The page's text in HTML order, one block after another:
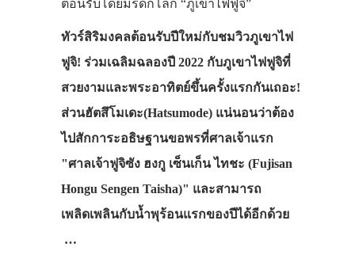
ต้อนรับโดยมรดกโลก “ภูเขาไฟฟูจิ”
ทัวร์สิริมงคลต้อนรับปีใหม่กับชมวิวภูเขาไฟ
ฟูจิ! ร่วมเฉลิมฉลองปี 2022 กับภูเขาไฟฟูจิที่
สวยงามและพระอาทิตย์ขึ้นครั้งแรกกันเถอะ!
ส่วนฮัตสึโมเดะ(Hatsumode) แน่นอนว่าต้อง
ไปสักการะอธิษฐานขอพรที่ศาลเจ้าแรก
"ศาลเจ้าฟูจิซัง ฮงกู เซ็นเก็น ไทชะ (Fujisan
Hongu Sengen Taisha)" และสามารถ
เพลิดเพลินกับน้ำพุร้อนแรกของปีได้อีกด้วย
…